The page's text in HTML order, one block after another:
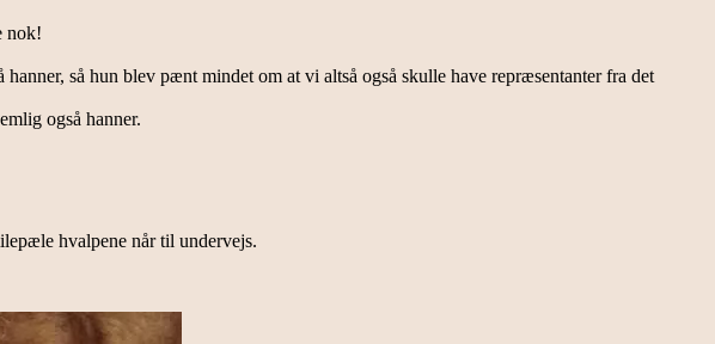
nok!
så hun blev pænt mindet om at vi altså også skulle have repræsentanter fra det
også hanner.
hvalpene når til undervejs.